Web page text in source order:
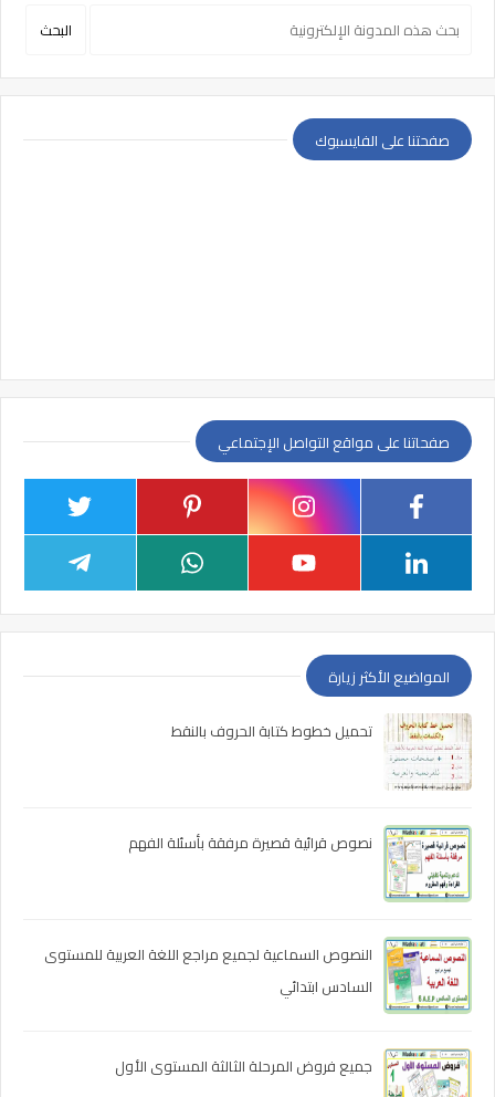
صفحتنا على الفايسبوك
صفحاتنا على مواقع التواصل الإجتماعي
المواضيع الأكثر زيارة
تحميل خطوط كتابة الحروف بالنقط
نصوص قرائية قصيرة مرفقة بأسئلة الفهم
النصوص السماعية لجميع مراجع اللغة العربية للمستوى
السادس ابتدائي
جميع فروض المرحلة الثالثة المستوى الأول